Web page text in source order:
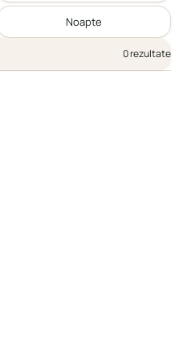
Noapte
0 rezultate